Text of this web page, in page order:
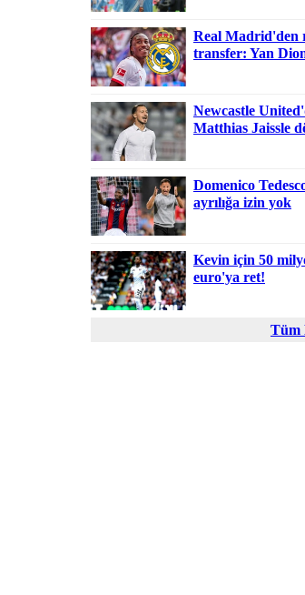
Real Madrid'den
transfer: Yan
Newcastle
Matthias Jaissle
Domenico
ayrılığa izin yok
Kevin için 50
euro'ya ret!
Tüm